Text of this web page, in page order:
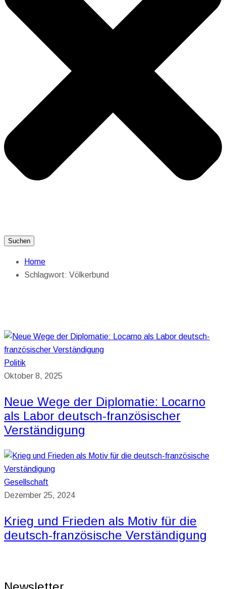
Suchen
Home
Schlagwort: Völkerbund
Politik
Oktober 8, 2025
Neue Wege der Diplomatie: Locarno
als Labor deutsch-französischer
Verständigung
Gesellschaft
Dezember 25, 2024
Krieg und Frieden als Motiv für die
deutsch-französische Verständigung